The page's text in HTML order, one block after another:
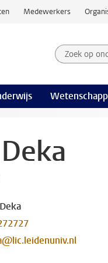
Medewerkers
Zoek op
Zoekterm